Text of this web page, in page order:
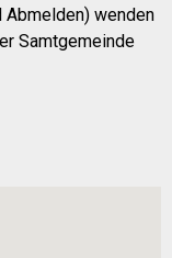
Abmelden) wenden
Samtgemeinde